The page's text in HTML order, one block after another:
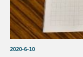
2020-6-10